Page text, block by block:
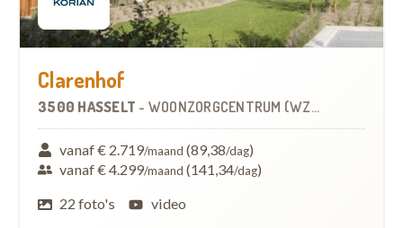
Clarenhof
3500 HASSELT - WOONZORGCENTRUM (WZC)
vanaf € 2.719/maand (89,38/dag)
vanaf € 4.299/maand (141,34/dag)
22 foto's
video